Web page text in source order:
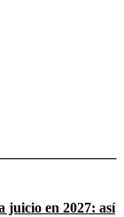
juicio en 2027: así